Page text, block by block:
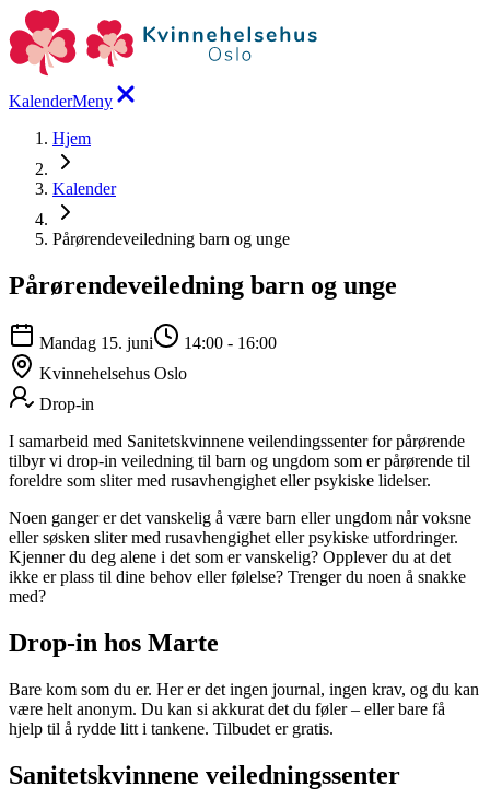
KalenderMeny
Hjem
Kalender
Pårørendeveiledning barn og unge
Pårørendeveiledning barn og unge
Mandag 15. juni 14:00 - 16:00
Kvinnehelsehus Oslo
Drop-in
I samarbeid med Sanitetskvinnene veilendingssenter for pårørende
tilbyr vi drop-in veiledning til barn og ungdom som er pårørende til
foreldre som sliter med rusavhengighet eller psykiske lidelser.
Noen ganger er det vanskelig å være barn eller ungdom når voksne
eller søsken sliter med rusavhengighet eller psykiske utfordringer.
Kjenner du deg alene i det som er vanskelig? Opplever du at det
ikke er plass til dine behov eller følelse? Trenger du noen å snakke
med?
Drop-in hos Marte
Bare kom som du er. Her er det ingen journal, ingen krav, og du kan
være helt anonym. Du kan si akkurat det du føler – eller bare få
hjelp til å rydde litt i tankene. Tilbudet er gratis.
Sanitetskvinnene veiledningssenter